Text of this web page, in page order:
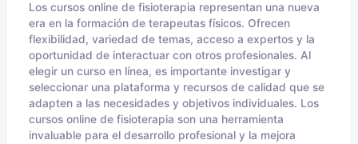
Los cursos online de fisioterapia representan una nueva
era en la formación de terapeutas físicos. Ofrecen
flexibilidad, variedad de temas, acceso a expertos y la
oportunidad de interactuar con otros profesionales. Al
elegir un curso en línea, es importante investigar y
seleccionar una plataforma y recursos de calidad que se
adapten a las necesidades y objetivos individuales. Los
cursos online de fisioterapia son una herramienta
invaluable para el desarrollo profesional y la mejora